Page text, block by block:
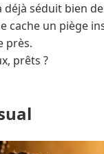
déjà séduit bien
cache un piège
près.
prêts ?